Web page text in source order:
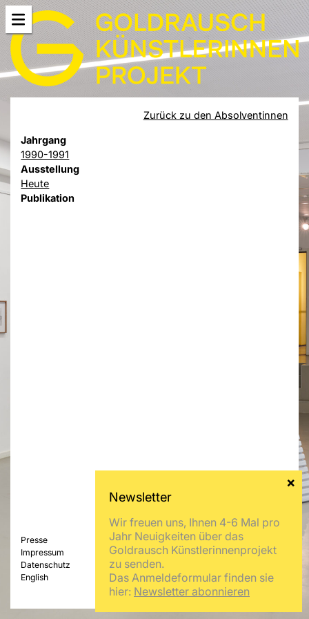
Zurück zu den Absolventinnen
Jahrgang
1990-1991
Ausstellung
Heute
Publikation
Presse
Impressum
Datenschutz
English
Wir freuen uns, Ihnen 4-6 Mal pro
Jahr Neuigkeiten über das
Goldrausch Künstlerinnenprojekt
zu senden.
Das Anmeldeformular finden sie
hier: Newsletter abonnieren